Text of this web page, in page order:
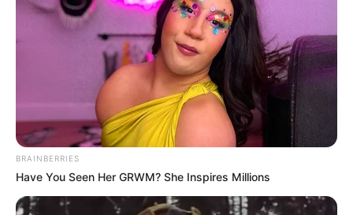
BRAINBERRIES
Have You Seen Her GRWM? She Inspires Millions